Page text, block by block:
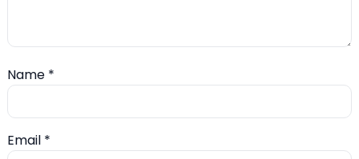
Name *
Email *